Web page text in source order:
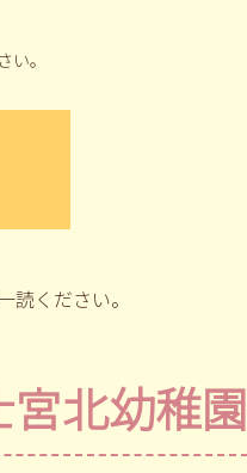
。
読ください。
宮北幼稚園